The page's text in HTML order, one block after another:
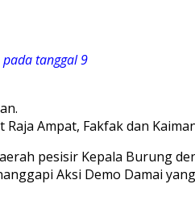
tanggal 9
Ampat, Fakfak dan
pesisir Kepala Burung
Aksi Demo Damai